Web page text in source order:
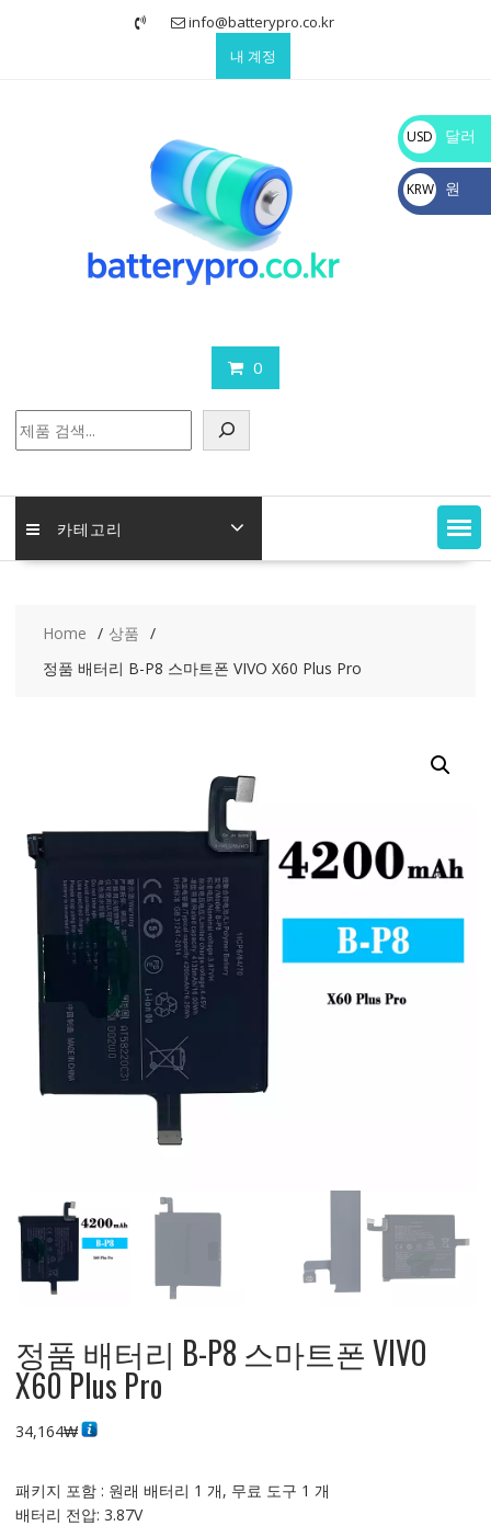
info@batterypro.co.kr
내 계정
0
색
카테고리
Home
상품
정품 배터리 B-P8 스마트폰 VIVO X60 Plus Pro
정품 배터리 B-P8 스마트폰 VIVO
X60 Plus Pro
34,164₩
패키지 포함 : 원래 배터리 1 개, 무료 도구 1 개
배터리 전압: 3.87V
USD
$
달러
KRW
₩
원